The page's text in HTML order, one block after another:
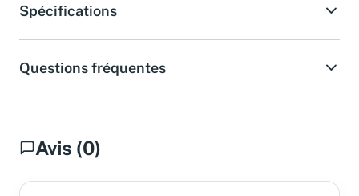
Spécifications
Questions fréquentes
Avis (0)